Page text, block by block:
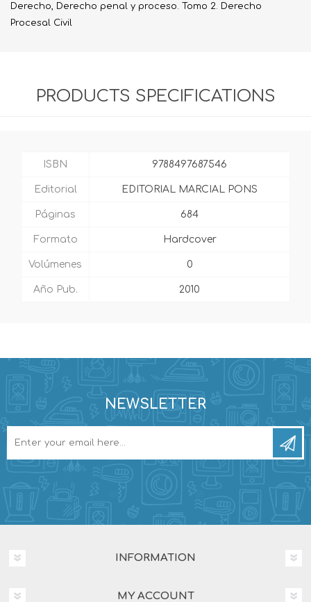
Derecho, Derecho penal y proceso. Tomo 2. Derecho
Procesal Civil
PRODUCTS SPECIFICATIONS
ISBN 9788497687546
Editorial EDITORIAL MARCIAL PONS
Páginas 684
Formato Hardcover
Volúmenes 0
Año Pub. 2010
NEWSLETTER
INFORMATION
MY ACCOUNT